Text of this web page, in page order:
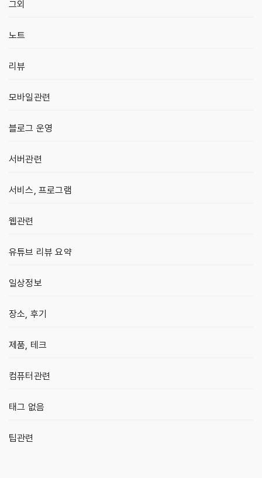
그외
노트
리뷰
모바일관련
블로그 운영
서버관련
서비스, 프로그램
웹관련
유튜브 리뷰 요약
일상정보
장소, 후기
제품, 테크
컴퓨터관련
태그 없음
팁관련